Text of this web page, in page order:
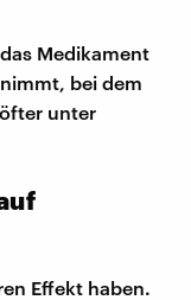
Medikament
bei dem
unter
Effekt haben.